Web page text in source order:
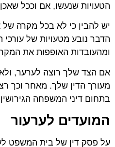
הטעויות שנעשו, אם וככל
יש להבין כי לא בכל מקרה
הדבר נובע מטעויות של
ומהעובדות האופפות את
אם הצד שלך רוצה לערער,
מעורך הדין שלך. מאחר וכך
בתחום דיני המשפחה
המועדים לערעור